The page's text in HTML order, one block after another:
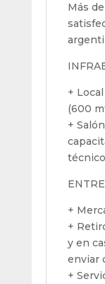
Más
+
(600
+
+
+
y en
enviar
+